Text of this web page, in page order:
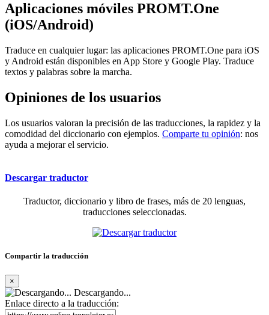
Aplicaciones móviles PROMT.One
(iOS/Android)
Traduce en cualquier lugar: las aplicaciones PROMT.One para iOS
y Android están disponibles en App Store y Google Play. Traduce
textos y palabras sobre la marcha.
Opiniones de los usuarios
Los usuarios valoran la precisión de las traducciones, la rapidez y la
comodidad del diccionario con ejemplos. Comparte tu opinión: nos
ayuda a mejorar el servicio.
Descargar traductor
Traductor, diccionario y libro de frases, más de 20 lenguas,
traducciones seleccionadas.
Compartir la traducción
×
Descargando...
Enlace directo a la traducción: